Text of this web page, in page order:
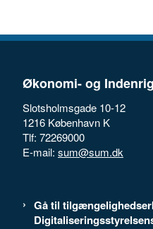
Økonomi- og
Slotsholmsgade 10-12
1216 København K
Tlf: 72269000
E-mail: sum@sum.dk
Gå til